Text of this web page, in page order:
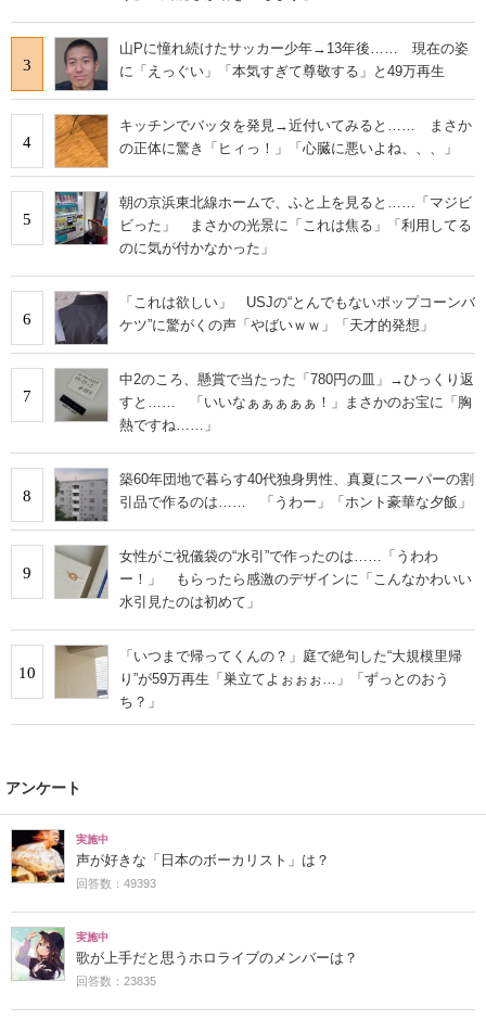
3
山Pに憧れ続けたサッカー少年→13年後…… 現在の姿
に「えっぐい」「本気すぎて尊敬する」と49万再生
4
キッチンでバッタを発見→近付いてみると…… まさか
の正体に驚き「ヒィっ！」「心臓に悪いよね、、、」
5
朝の京浜東北線ホームで、ふと上を見ると……「マジビ
ビった」 まさかの光景に「これは焦る」「利用してる
のに気が付かなかった」
6
「これは欲しい」 USJの“とんでもないポップコーンバ
ケツ”に驚がくの声「やばいｗｗ」「天才的発想」
7
中2のころ、懸賞で当たった「780円の皿」→ひっくり返
すと…… 「いいなぁぁぁぁぁ！」まさかのお宝に「胸
熱ですね……」
8
築60年団地で暮らす40代独身男性、真夏にスーパーの割
引品で作るのは…… 「うわー」「ホント豪華な夕飯」
9
女性がご祝儀袋の“水引”で作ったのは……「うわわ
ー！」 もらったら感激のデザインに「こんなかわいい
水引見たのは初めて」
10
「いつまで帰ってくんの？」庭で絶句した“大規模里帰
り”が59万再生「巣立てよぉぉぉ…」「ずっとのおう
ち？」
アンケート
実施中
声が好きな「日本のボーカリスト」は？
回答数：49393
実施中
歌が上手だと思うホロライブのメンバーは？
回答数：23835